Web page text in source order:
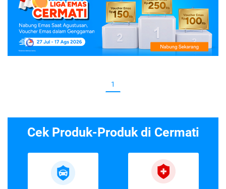
1
Cek Produk-Produk di Cermati